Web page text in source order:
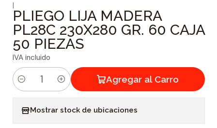
|
PLIEGO LIJA MADERA
PL28C 230X280 GR. 60 CAJA
50 PIEZAS
IVA incluido
C
Agregar al Carro
Mostrar stock de ubicaciones